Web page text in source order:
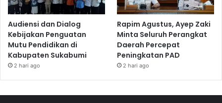
Audiensi dan Dialog
Kebijakan Penguatan
Mutu Pendidikan di
Kabupaten Sukabumi
2 hari ago
Rapim Agustus, Ayep Zaki
Minta Seluruh Perangkat
Daerah Percepat
Peningkatan PAD
2 hari ago